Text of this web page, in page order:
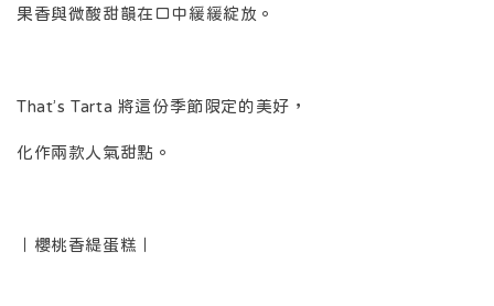
果香與微酸甜韻在口中緩緩綻放。
That’s Tarta 將這份季節限定的美好，
化作兩款人氣甜點。
｜櫻桃香緹蛋糕｜